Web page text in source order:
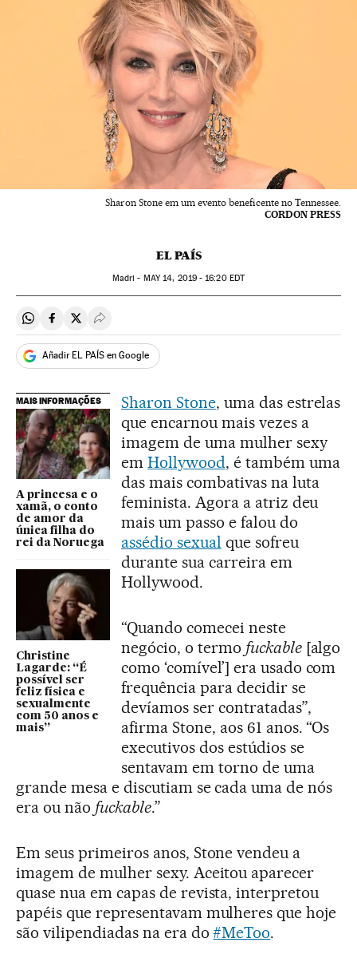
Sharon Stone em um evento beneficente no Tennessee.
CORDON PRESS
EL PAÍS
Madri - MAY14, 2019 - 16:20EDT
Compartir en Whatsapp
Compartir en Facebook
Compartir en Twitter
Desplegar Redes Sociales
Añadir EL PAÍS en Google
MAIS INFORMAÇÕES
A princesa e o
xamã, o conto
de amor da
única filha do
rei da Noruega
Christine
Lagarde: “É
possível ser
feliz física e
sexualmente
com 50 anos e
mais”
Sharon Stone, uma das estrelas
que encarnou mais vezes a
imagem de uma mulher sexy
em Hollywood, é também uma
das mais combativas na luta
feminista. Agora a atriz deu
mais um passo e falou do
assédio sexual que sofreu
durante sua carreira em
Hollywood.
“Quando comecei neste
negócio, o termo fuckable[algo
como ‘comível’] era usado com
frequência para decidir se
devíamos ser contratadas”,
afirma Stone, aos 61 anos. “Os
executivos dos estúdios se
sentavam em torno de uma
grande mesa e discutiam se cada uma de nós
era ou não fuckable.”
Em seus primeiros anos, Stone vendeu a
imagem de mulher sexy. Aceitou aparecer
quase nua em capas de revista, interpretou
papéis que representavam mulheres que hoje
são vilipendiadas na era do#MeToo.